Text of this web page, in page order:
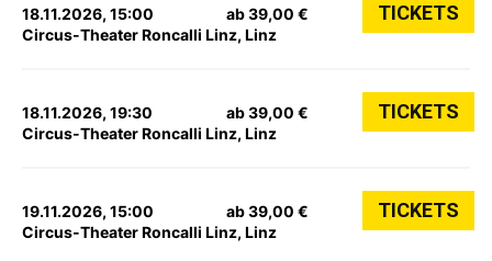
18.11.2026, 15:00
Circus-Theater Roncalli Linz, Linz
ab 39,00 € TICKETS
18.11.2026, 19:30
Circus-Theater Roncalli Linz, Linz
ab 39,00 € TICKETS
19.11.2026, 15:00
Circus-Theater Roncalli Linz, Linz
ab 39,00 € TICKETS